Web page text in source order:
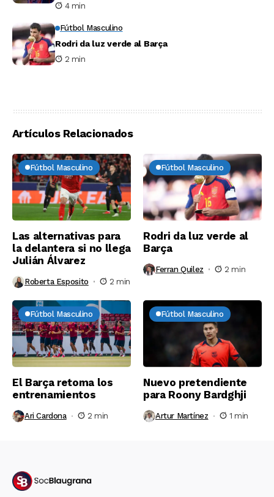
4 min
Fútbol Masculino
Rodri da luz verde al Barça
2 min
Artículos Relacionados
Fútbol Masculino
Las alternativas para
la delantera si no llega
Julián Álvarez
Roberta Esposito 2 min
Fútbol Masculino
Rodri da luz verde al
Barça
Ferran Quilez 2 min
Fútbol Masculino
El Barça retoma los
entrenamientos
Ari Cardona 2 min
Fútbol Masculino
Nuevo pretendiente
para Roony Bardghji
Artur Martínez 1 min